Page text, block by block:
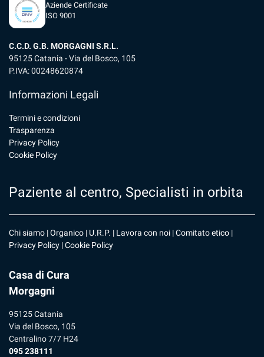
Aziende Certificate
ISO 9001
C.C.D. G.B. MORGAGNI S.R.L.
95125 Catania - Via del Bosco, 105
P.IVA: 00248620874
Informazioni Legali
Termini e condizioni
Trasparenza
Privacy Policy
Cookie Policy
Paziente al centro, Specialisti in orbita
Chi siamo |Organico | U.R.P. | Lavora con noi |Comitato etico |
Privacy Policy |Cookie Policy
Casa di Cura
Morgagni
95125 Catania
Via del Bosco, 105
Centralino 7/7 H24
095 238111